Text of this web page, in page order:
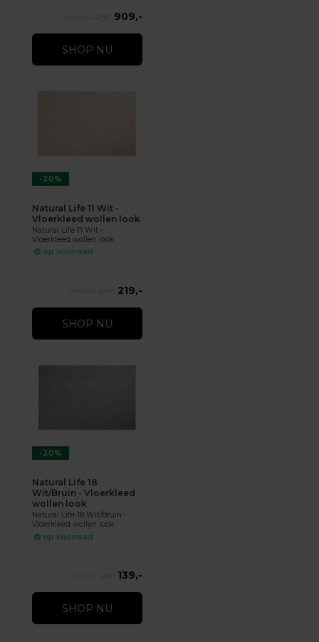
909,-
SHOP NU
-20%
Natural Life 11 Wit -
Vloerkleed wollen look
Natural Life 11 Wit -
Vloerkleed wollen look
op voorraad
219,-
SHOP NU
-20%
Natural Life 18
Wit/Bruin - Vloerkleed
wollen look
Natural Life 18 Wit/Bruin -
Vloerkleed wollen look
op voorraad
139,-
SHOP NU